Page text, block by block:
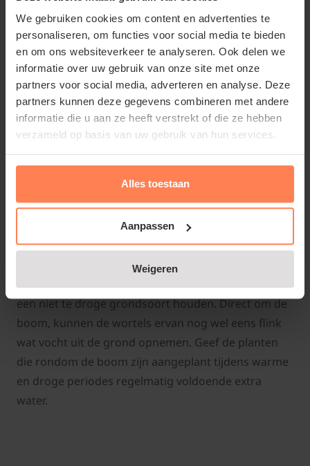
We gebruiken cookies om content en advertenties te
personaliseren, om functies voor social media te bieden
en om ons websiteverkeer te analyseren. Ook delen we
informatie over uw gebruik van onze site met onze
partners voor social media, adverteren en analyse. Deze
partners kunnen deze gegevens combineren met andere
informatie die u aan ze heeft verstrekt of die ze hebben
verzameld op basis van uw gebruik van hun services.
Alles toestaan
Aanpassen
Weigeren
het beste met andere tuinplanten, heesters en vaste
planten die wat groter worden. De Acer rubrum kan
prima in de volle zon aangeplant worden, maar de
planten direct om de boom, krijgen een stuk minder
zon. De kroon van de Rode esdoorn Acer rubrum zal
een groot deel van het zonlicht wegnemen.
Kies rondom de boom voor heesters die goed in de
schaduw kunnen staan.Rhododendrons
hiervan een goed voorbeeld, of struiken zoals
zouden ook een mooie optie kunnen
zijn. Houd er wel rekening mee dat Hortensia's van
een niet te droge grondsoort houden. Direct om de
boom, kunnen de wortels ervan nog wel eens flink
wat vocht uit de grond opnemen. Geef de planten
die rondom de boom zijn aangeplant tijdens warme
en droge periodes regelmatig voldoende extra
water.